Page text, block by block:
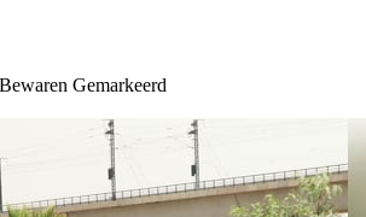
Bewaren Gemarkeerd